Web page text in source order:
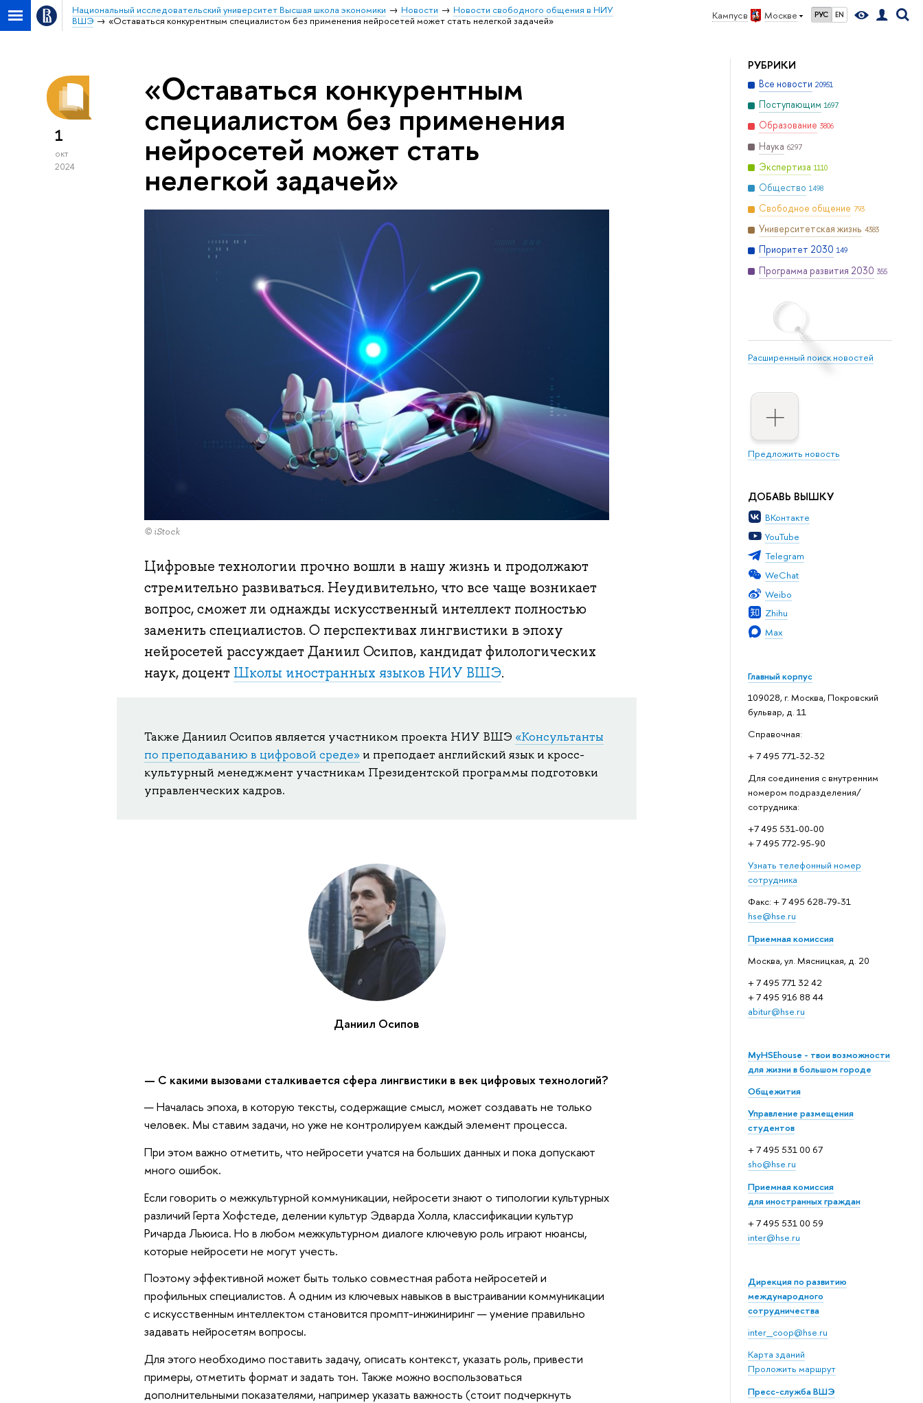
Кампус в Москве РУС EN
Национальный исследовательский университет Высшая школа экономики Новости
Новости свободного общения в НИУ
ВШЭ
«Оставаться конкурентным специалистом без применения нейросетей может стать нелегкой задачей»
РУБРИКИ
Все новости 20951
Поступающим 1697
Образование 3806
Наука 6297
Экспертиза 1110
Общество 1498
Свободное общение 793
Университетская жизнь 4383
Приоритет 2030 149
Программа развития 2030 355
Расширенный поиск новостей
Предложить новость
ДОБАВЬ ВЫШКУ
ВКонтакте
YouTube
Telegram
WeChat
Weibo
Zhihu
Max
Главный корпус
109028, г. Москва, Покровский
бульвар, д. 11
Справочная:
+ 7 495 771-32-32
Для соединения с внутренним
номером подразделения/
сотрудника:
+7 495 531-00-00
+ 7 495 772-95-90
Узнать телефонный номер
сотрудника
Факс: + 7 495 628-79-31
hse@hse.ru
Приемная комиссия
Москва, ул. Мясницкая, д. 20
+ 7 495 771 32 42
+ 7 495 916 88 44
abitur@hse.ru
MyHSEhouse - твои возможности
для жизни в большом городе
Общежития
Управление размещения
студентов
+ 7 495 531 00 67
sho@hse.ru
Приемная комиссия
для иностранных граждан
+ 7 495 531 00 59
inter@hse.ru
Дирекция по развитию
международного
сотрудничества
inter_coop@hse.ru
Карта зданий
Проложить маршрут
Пресс-служба ВШЭ
1
окт
2024
«Оставаться конкурентным
специалистом без применения
нейросетей может стать
нелегкой задачей»
© iStock
Цифровые технологии прочно вошли в нашу жизнь и продолжают
стремительно развиваться. Неудивительно, что все чаще возникает
вопрос, сможет ли однажды искусственный интеллект полностью
заменить специалистов. О перспективах лингвистики в эпоху
нейросетей рассуждает Даниил Осипов, кандидат филологических
наук, доцент Школы иностранных языков НИУ ВШЭ.
Также Даниил Осипов является участником проекта НИУ ВШЭ «Консультанты
по преподаванию в цифровой среде»и преподает английский язык и кросс-
культурный менеджмент участникам Президентской программы подготовки
управленческих кадров.
Даниил Осипов
— С какими вызовами сталкивается сфера лингвистики в век цифровых технологий?
— Началась эпоха, в которую тексты, содержащие смысл, может создавать не только
человек. Мы ставим задачи, но уже не контролируем каждый элемент процесса.
При этом важно отметить, что нейросети учатся на больших данных и пока допускают
много ошибок.
Если говорить о межкультурной коммуникации, нейросети знают о типологии культурных
различий Герта Хофстеде, делении культур Эдварда Холла, классификации культур
Ричарда Льюиса. Но в любом межкультурном диалоге ключевую роль играют нюансы,
которые нейросети не могут учесть.
Поэтому эффективной может быть только совместная работа нейросетей и
профильных специалистов. А одним из ключевых навыков в выстраивании коммуникации
с искусственным интеллектом становится промпт-инжиниринг — умение правильно
задавать нейросетям вопросы.
Для этого необходимо поставить задачу, описать контекст, указать роль, привести
примеры, отметить формат и задать тон. Также можно воспользоваться
дополнительными показателями, например указать важность (стоит подчеркнуть